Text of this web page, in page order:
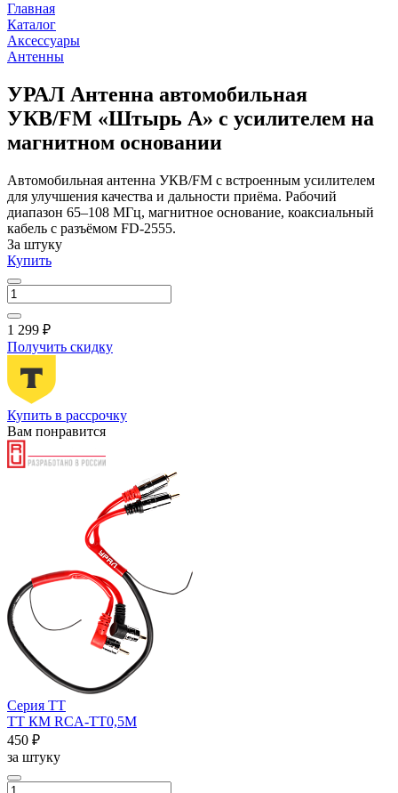
Главная
Каталог
Аксессуары
Антенны
УРАЛ Антенна автомобильная
УКВ/FM «Штырь А» с усилителем на
магнитном основании
Автомобильная антенна УКВ/FM с встроенным усилителем
для улучшения качества и дальности приёма. Рабочий
диапазон 65–108 МГц, магнитное основание, коаксиальный
кабель с разъёмом FD-2555.
За штуку
Купить
1 299 ₽
Получить скидку
Купить в рассрочку
Вам понравится
Серия ТТ
ТТ КМ RCA-ТТ0,5М
450 ₽
за штуку